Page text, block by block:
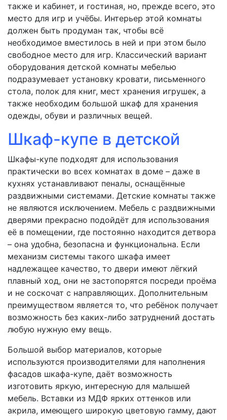
также и кабинет, и гостиная, но, прежде всего, это
место для игр и учёбы. Интерьер этой комнаты
должен быть продуман так, чтобы всё
необходимое вместилось в ней и при этом было
свободное место для игр. Классический вариант
оборудования детской комнаты мебелью
подразумевает установку кровати, письменного
стола, полок для книг, мест хранения игрушек, а
также необходим большой шкаф для хранения
одежды, обуви и различных вещей.
Шкаф-купе в детской
Шкафы-купе подходят для использования
практически во всех комнатах в доме – даже в
кухнях устанавливают пеналы, оснащённые
раздвижными системами. Детские комнаты также
не являются исключением. Мебель с раздвижными
дверями прекрасно подойдёт для использования
её в помещении, где постоянно находится детвора
– она удобна, безопасна и функциональна. Если
механизм системы такого шкафа имеет
надлежащее качество, то двери имеют лёгкий
плавный ход, они не застопорятся посреди проёма
и не соскочат с направляющих. Дополнительным
преимуществом является то, что ребёнок получает
возможность без каких-либо затруднений достать
любую нужную ему вещь.
Большой выбор материалов, которые
используются производителями для наполнения
фасадов шкафа-купе, даёт возможность
изготовить яркую, интересную для малышей
мебель. Вставки из МДФ ярких оттенков или
акрила, имеющего широкую цветовую гамму, дают